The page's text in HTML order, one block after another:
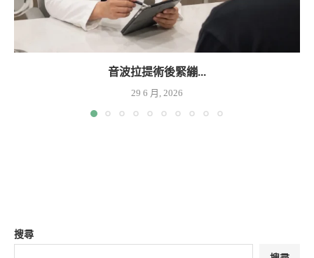
音波拉提術後緊繃...
29 6 月, 2026
搜尋